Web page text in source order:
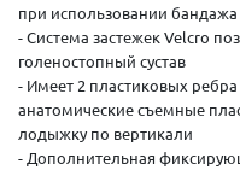
при использовании бандажа
- Система застежек Velcro
голеностопный сустав
- Имеет 2 пластиковых
анатомические съемные
лодыжку по вертикали
- Дополнительная